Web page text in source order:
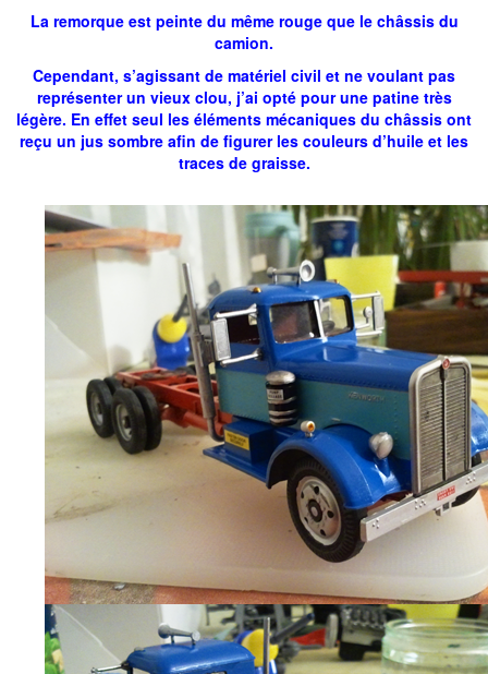
La remorque est peinte du même rouge que le châssis du
camion.
Cependant, s’agissant de matériel civil et ne voulant pas
représenter un vieux clou, j’ai opté pour une patine très
légère. En effet seul les éléments mécaniques du châssis ont
reçu un jus sombre afin de figurer les couleurs d’huile et les
traces de graisse.